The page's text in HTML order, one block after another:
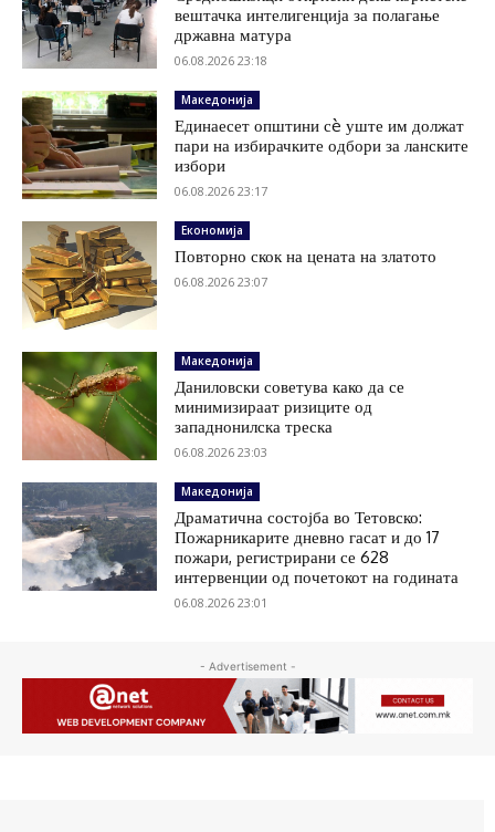
вештачка интелигенција за полагање
државна матура
06.08.2026 23:18
Македонија
Единаесет општини сè уште им должат
пари на избирачките одбори за ланските
избори
06.08.2026 23:17
Економија
Повторно скок на цената на златото
06.08.2026 23:07
Македонија
Даниловски советува како да се
минимизираат ризиците од
западнонилска треска
06.08.2026 23:03
Македонија
Драматична состојба во Тетовско:
Пожарникарите дневно гасат и до 17
пожари, регистрирани се 628
интервенции од почетокот на годината
06.08.2026 23:01
- Advertisement -